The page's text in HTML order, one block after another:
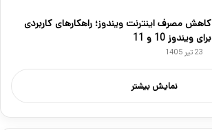
کاهش مصرف اینترنت ویندوز؛ راهکارهای کاربردی
برای ویندوز 10 و 11
23 تیر 1405
نمایش بیشتر